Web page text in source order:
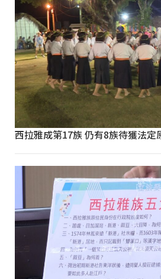
西拉雅成第17族 仍有8族待獲法定